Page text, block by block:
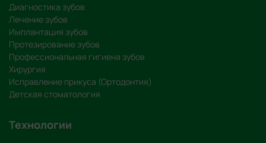
Диагностика зубов
Лечение зубов
Имплантация зубов
Протезирование зубов
Профессиональная гигиена зубов
Хирургия
Исправление прикуса (Ортодонтия)
Детская стоматология
Технологии